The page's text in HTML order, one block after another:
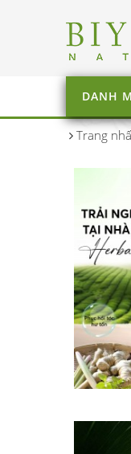
DANH
Trang